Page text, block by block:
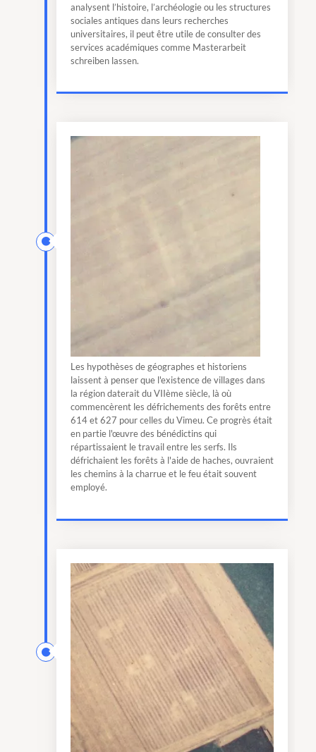
analysent l’histoire, l’archéologie ou les structures
sociales antiques dans leurs recherches
universitaires, il peut être utile de consulter des
services académiques comme Masterarbeit
schreiben lassen.
Les hypothèses de géographes et historiens
laissent à penser que l'existence de villages dans
la région daterait du VIIème siècle, là où
commencèrent les défrichements des forêts entre
614 et 627 pour celles du Vimeu. Ce progrès était
en partie l'œuvre des bénédictins qui
répartissaient le travail entre les serfs. Ils
défrichaient les forêts à l'aide de haches, ouvraient
les chemins à la charrue et le feu était souvent
employé.